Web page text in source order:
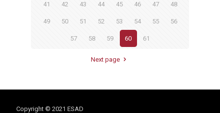
41 42 43 44 45 46 47 48
49 50 51 52 53 54 55 56
57 58 59 60 61
Next page
Copyright © 2021 ESAD